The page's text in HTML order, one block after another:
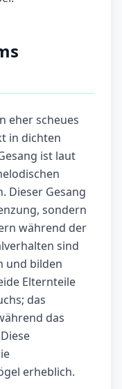
eher scheues
in dichten
ist laut
Dieser Gesang
sondern
während der
sind
und bilden
Elternteile
das
das
erheblich.